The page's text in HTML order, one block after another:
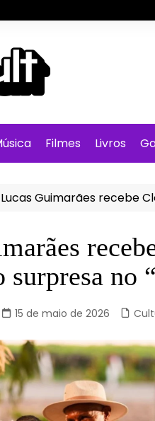
Filmes Livros
Lucas Guimarães recebe
surpresa no
15 de maio de 2026